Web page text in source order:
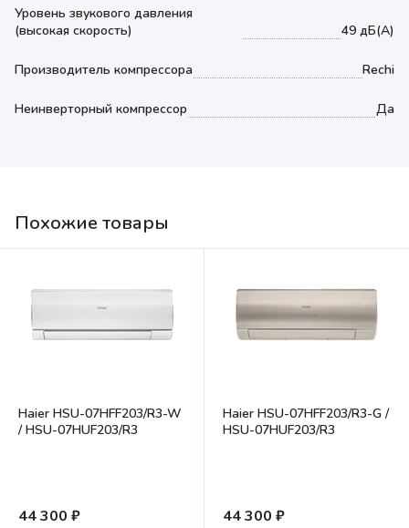
Уровень звукового давления
(высокая скорость)
49 дБ(А)
Производитель компрессора Rechi
Неинверторный компрессор Да
Похожие товары
Haier HSU-07HFF203/R3-W
/ HSU-07HUF203/R3
44 300 ₽
Haier HSU-07HFF203/R3-G /
HSU-07HUF203/R3
44 300 ₽